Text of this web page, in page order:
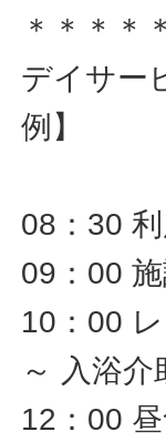
＊＊＊＊
デイサー
例】
08：30
09：00
10：00
～ 入浴
12：00